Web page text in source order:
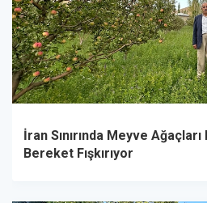
İran Sınırında Meyve
Bereket Fışkırıyor